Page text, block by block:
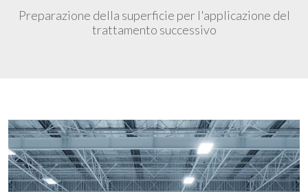
Preparazione della superficie per l'applicazione del
trattamento successivo